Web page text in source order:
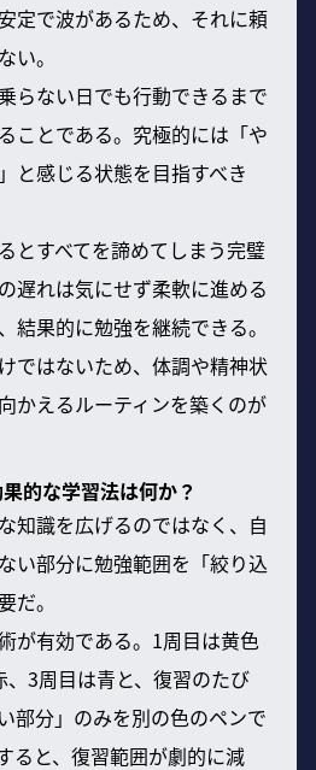
定で波があるため、それに頼
い。
らない日でも行動できるまで
ことである。究極的には「や
と感じる状態を目指すべき
とすべてを諦めてしまう完璧
遅れは気にせず柔軟に進める
結果的に勉強を継続できる。
ではないため、体調や精神状
かえるルーティンを築くのが
的な学習法は何か？
知識を広げるのではなく、自
い部分に勉強範囲を「絞り込
だ。
が有効である。1周目は黄色
3周目は青と、復習のたび
部分」のみを別の色のペンで
ると、復習範囲が劇的に減